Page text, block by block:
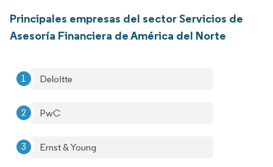
Principales empresas del sector Servicios de
Asesoría Financiera de América del Norte
Deloitte
PwC
Ernst & Young